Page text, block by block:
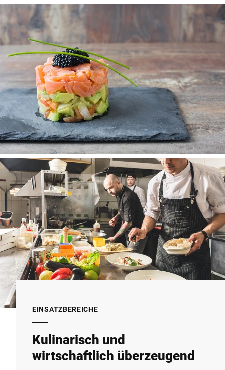
EINSATZBEREICHE
Kulinarisch und
wirtschaftlich überzeugend